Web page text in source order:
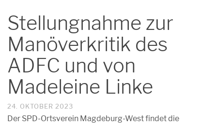
Stellungnahme zur
Manöverkritik des
ADFC und von
Madeleine Linke
24. OKTOBER 2023
Der SPD-Ortsverein Magdeburg-West findet die